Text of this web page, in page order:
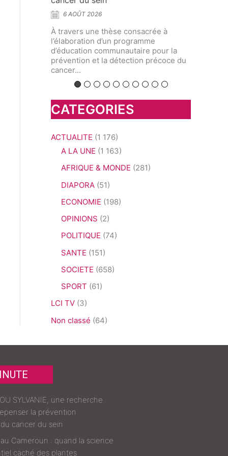
consacrée à
pour la
précoce du
5 AOÛT 2026
À l’Université de Yaoundé I,
chercheurs et spécialistes ont
interrogé l’avenir d’une discipline
située au croisement de la biologie
végétale,...
CATEGORIES
ACTUALITE (1 176)
A LA UNE (1 163)
AFRIQUE & MONDE (281)
DIAPORA (51)
ECONOMIE (198)
OPINIONS (2)
POLITIQUE (74)
SANTE (151)
SOCIETE (658)
SPORT (61)
LCI TV (3)
Non classé (64)
SYLVANIE, une recherche
la prévention
cancer du sein
au Cameroun : quand la science
caché des plantes